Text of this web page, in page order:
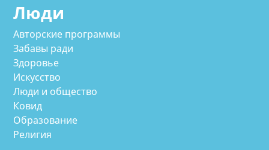
Люди
Авторские программы
Забавы ради
Здоровье
Искусство
Люди и общество
Ковид
Образование
Религия